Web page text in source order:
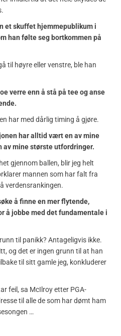
et skuffet hjemmepublikum i
han følte seg bortkommen på
til høyre eller venstre, ble han
verre enn å stå på tee og anse
har med dårlig timing å gjøre.
har alltid vært en av mine
av mine største utfordringer.
gjennom ballen, blir jeg helt
mannen som har falt fra
verdensrankingen.
å finne en mer flytende,
å jobbe med det fundamentale i
til panikk? Antageligvis ikke.
og det er ingen grunn til at han
til sitt gamle jeg, konkluderer
feil, sa McIlroy etter PGA-
til alle de som har dømt ham
…